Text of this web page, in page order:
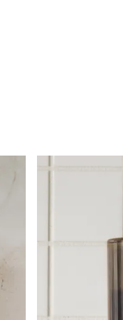
Afbeelding